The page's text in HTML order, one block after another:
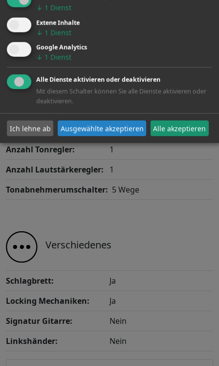
Bridge
Bridge:
Elektronik
Anzahl Tonregler:
1
Anzahl Lautstärkeregler:
1
Tonabnehmerumschalter: 5 Wege
Verschiedenes
Schlagbrett:
Ja
Locking Mechaniken:
Ja
Signatur Gitarre:
Nein
Linkshänder:
Nein
↓ 1 Dienst
Extene Inhalte
↓ 1 Dienst
Google Analytics
↓ 1 Dienst
Alle Dienste aktivieren oder deaktivieren
Mit diesem Schalter können Sie alle Dienste aktivieren oder
deaktivieren.
Ich lehne ab Ausgewählte akzeptieren Alle akzeptieren